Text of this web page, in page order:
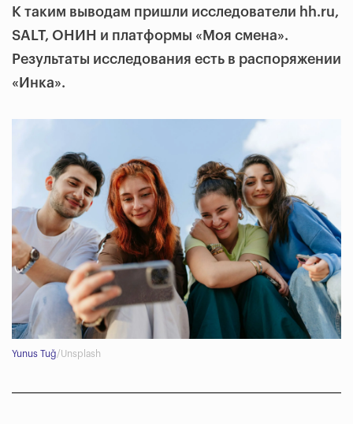
К таким выводам пришли исследователи hh.ru,
SALT, ОНИН и платформы «Моя смена».
Результаты исследования есть в распоряжении
«Инка».
Yunus Tuğ/Unsplash